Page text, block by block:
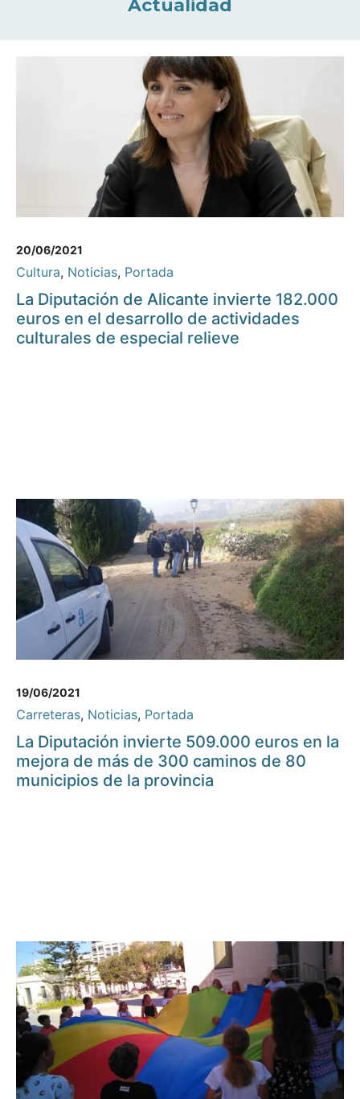
Actualidad
20/06/2021
Cultura, Noticias, Portada
La Diputación de Alicante invierte 182.000
euros en el desarrollo de actividades
culturales de especial relieve
19/06/2021
Carreteras, Noticias, Portada
La Diputación invierte 509.000 euros en la
mejora de más de 300 caminos de 80
municipios de la provincia